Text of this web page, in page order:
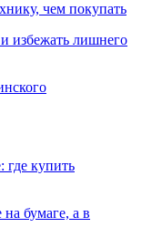
чем покупать
избежать лишнего
купить
бумаге, а в